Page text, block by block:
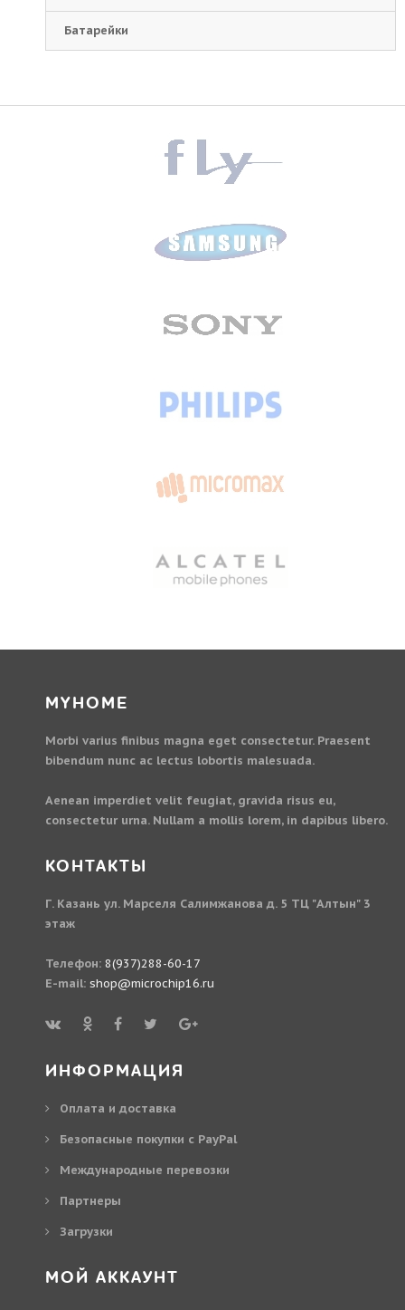
Батарейки
MYHOME
Morbi varius finibus magna eget consectetur. Praesent
bibendum nunc ac lectus lobortis malesuada.
Aenean imperdiet velit feugiat, gravida risus eu,
consectetur urna. Nullam a mollis lorem, in dapibus libero.
КОНТАКТЫ
Г. Казань ул. Марселя Салимжанова д. 5 ТЦ "Алтын" 3
этаж
Телефон: 8(937)288-60-17
E-mail: shop@microchip16.ru
ИНФОРМАЦИЯ
Оплата и доставка
Безопасные покупки с PayPal
Международные перевозки
Партнеры
Загрузки
МОЙ АККАУНТ